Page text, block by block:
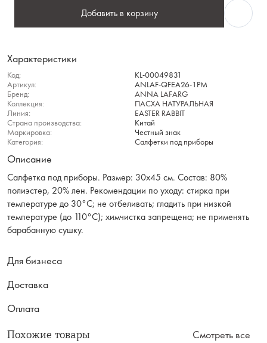
Добавить в корзину
Характеристики
Код:
KL-00049831
Артикул:
ANLAF-QFEA26-1PM
Бренд:
ANNA LAFARG
Коллекция:
ПАСХА НАТУРАЛЬНАЯ
Линия:
EASTER RABBIT
Страна производства:
Китай
Маркировка:
Честный знак
Категория:
Салфетки под приборы
Описание
Салфетка под приборы. Размер: 30х45 см. Состав: 80%
полиэстер, 20% лен. Рекомендации по уходу: стирка при
температуре до 30°C; не отбеливать; гладить при низкой
температуре (до 110°C); химчистка запрещена; не применять
барабанную сушку.
Для бизнеса
Доставка
Оплата
Похожие товары Смотреть все